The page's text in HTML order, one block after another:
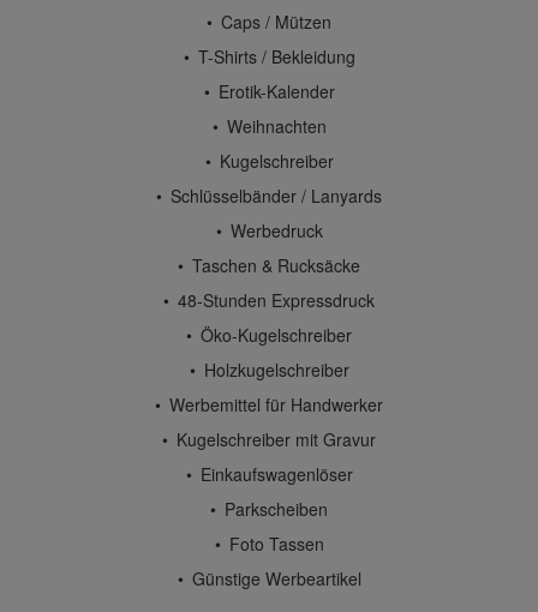
Caps / Mützen
T-Shirts / Bekleidung
Erotik-Kalender
Weihnachten
Kugelschreiber
Schlüsselbänder / Lanyards
Werbedruck
Taschen & Rucksäcke
48-Stunden Expressdruck
Öko-Kugelschreiber
Holzkugelschreiber
Werbemittel für Handwerker
Kugelschreiber mit Gravur
Einkaufswagenlöser
Parkscheiben
Foto Tassen
Günstige Werbeartikel